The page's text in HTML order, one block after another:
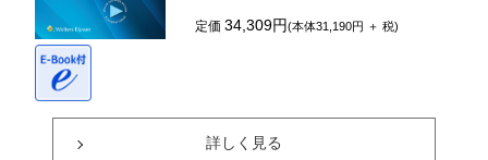
定価34,309円(本体31,190円 ＋ 税)
詳しく見る